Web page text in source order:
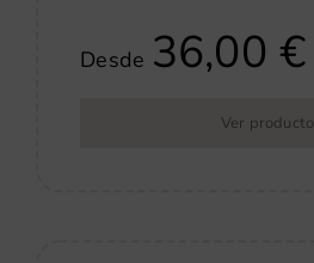
Desde 36,00€
Ver producto